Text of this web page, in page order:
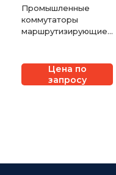
Промышленные
коммутаторы
маршрутизирующие
Westermo RedFox
RFR-12-FB
Цена по
запросу